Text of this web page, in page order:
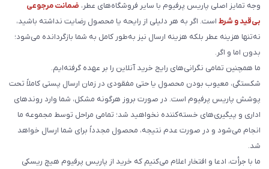
وجه تمایز اصلی پاریس پرفیوم با سایر فروشگاه‌های عطر، ضمانت مرجوعی
بی‌قید و شرط است. اگر به هر دلیلی از رایحه یا محصول رضایت نداشته باشید،
نه‌تنها هزینه عطر بلکه هزینه ارسال نیز به‌طور کامل به شما بازگردانده می‌شود؛
بدون اما و اگر.
ما همچنین تمامی نگرانی‌های رایج خرید آنلاین را بر عهده گرفته‌ایم.
شکستگی، معیوب بودن محصول یا حتی مفقودی در زمان ارسال پستی کاملاً تحت
پوشش پاریس پرفیوم است. در صورت بروز هرگونه مشکل، شما وارد روندهای
اداری و پیگیری‌های خسته‌کننده نخواهید شد؛ تمامی مراحل توسط مجموعه ما
انجام می‌شود و در صورت عدم نتیجه، محصول مجدداً برای شما ارسال خواهد
شد.
ما با جرأت، ادعا و افتخار اعلام می‌کنیم که خرید از پاریس پرفیوم هیچ ریسکی